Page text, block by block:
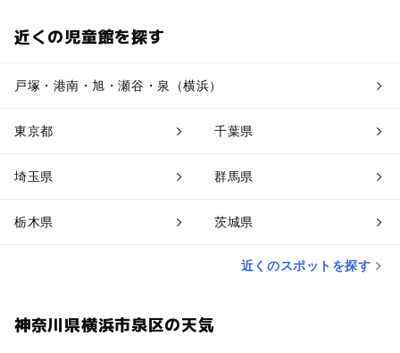
近くの児童館を探す
戸塚・港南・旭・瀬谷・泉（横浜）
東京都 千葉県
埼玉県 群馬県
栃木県 茨城県
近くのスポットを探す
神奈川県横浜市泉区の天気